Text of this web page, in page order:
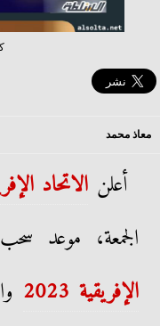
معاذ محمد
أعلن الاتحاد
الجمعة، موعد
الإفريقية 2023